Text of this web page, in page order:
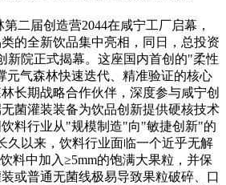
二届创造营2044在咸宁工厂启幕，
的全新饮品集中亮相，同日，总投资
新院正式揭幕。这座国内首创的"柔性
元气森林快速迭代、精准验证的核心
长期战略合作伙伴，深度参与咸宁创
菌灌装装备为饮品创新提供硬核技术
料行业从"规模制造"向"敏捷创新"的
，饮料行业面临一个近乎无解
料中加入≥5mm的饱满大果粒，并保
或普通无菌线极易导致果粒破碎、口